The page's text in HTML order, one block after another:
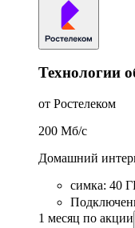
Технологии
от Ростелеком
200 Мб/c
Домашний
симка: 40
1 месяц по акции